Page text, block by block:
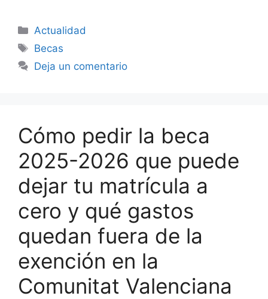
Categorías
Actualidad
Etiquetas
Becas
Deja un comentario
Cómo pedir la beca
2025-2026 que puede
dejar tu matrícula a
cero y qué gastos
quedan fuera de la
exención en la
Comunitat Valenciana